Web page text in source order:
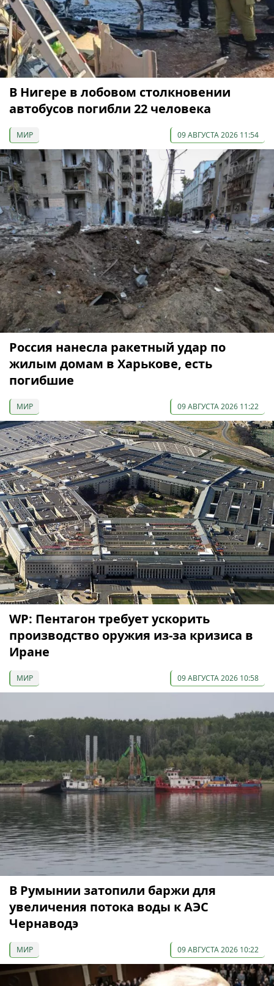
В Нигере в лобовом столкновении
автобусов погибли 22 человека
МИР 09 АВГУСТА 2026 11:54
Россия нанесла ракетный удар по
жилым домам в Харькове, есть
погибшие
МИР 09 АВГУСТА 2026 11:22
WP: Пентагон требует ускорить
производство оружия из-за кризиса в
Иране
МИР 09 АВГУСТА 2026 10:58
В Румынии затопили баржи для
увеличения потока воды к АЭС
Чернаводэ
МИР 09 АВГУСТА 2026 10:22